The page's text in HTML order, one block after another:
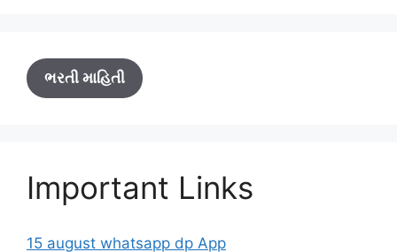
ભરતી માહિતી
Important Links
15 august whatsapp dp App